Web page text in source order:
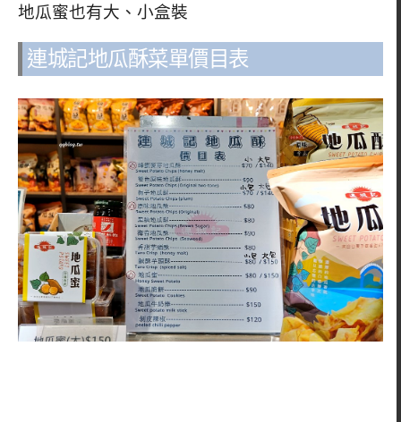
地瓜蜜也有大、小盒裝
連城記地瓜酥菜單價目表